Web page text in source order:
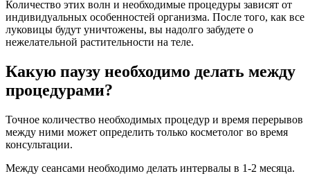
Количество этих волн и необходимые процедуры зависят от
индивидуальных особенностей организма. После того, как все
луковицы будут уничтожены, вы надолго забудете о
нежелательной растительности на теле.
Какую паузу необходимо делать между
процедурами?
Точное количество необходимых процедур и время перерывов
между ними может определить только косметолог во время
консультации.
Между сеансами необходимо делать интервалы в 1-2 месяца.